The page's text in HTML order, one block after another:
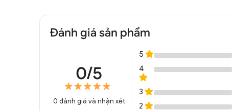
Đánh giá sản phẩm
0/5
0 đánh giá và nhận xét
5
4
3
2